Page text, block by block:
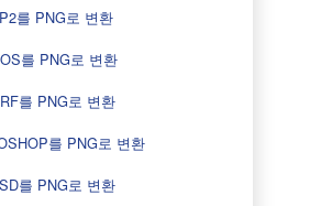
를 PNG로 변환
를 PNG로 변환
를 PNG로 변환
를 PNG로 변환
를 PNG로 변환